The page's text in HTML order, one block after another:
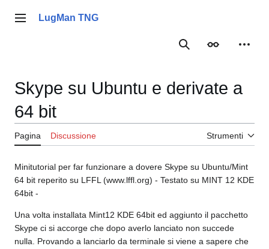
Menu principale
LugMan TNG
RicercaAspetto
Skype su Ubuntu e derivate a
64 bit
Pagina Discussione Strumenti
Minitutorial per far funzionare a dovere Skype su Ubuntu/Mint
64 bit reperito su LFFL (www.lffl.org) - Testato su MINT 12 KDE
64bit -
Una volta installata Mint12 KDE 64bit ed aggiunto il pacchetto
Skype ci si accorge che dopo averlo lanciato non succede
nulla. Provando a lanciarlo da terminale si viene a sapere che